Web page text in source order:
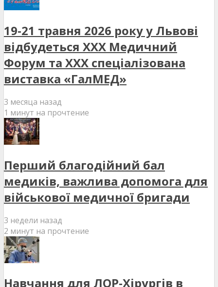
19-21 травня 2026 року у Львові
відбудеться XXX Медичний
Форум та XXX спеціалізована
виставка «ГалМЕД»
3 месяца назад
1 минут на прочтение
Перший благодійний бал
медиків, важлива допомога для
військової медичної бригади
3 недели назад
2 минут на прочтение
Навчання для ЛОР-Хірургів в